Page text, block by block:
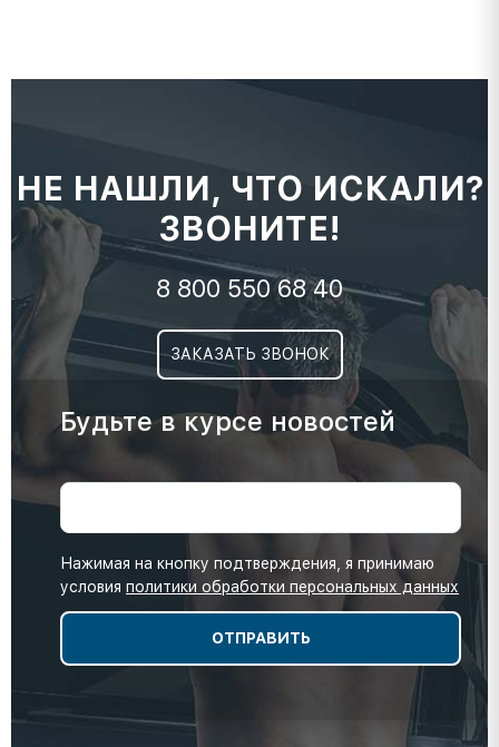
НЕ НАШЛИ, ЧТО ИСКАЛИ?
ЗВОНИТЕ!
8 800 550 68 40
ЗАКАЗАТЬ ЗВОНОК
Будьте в курсе новостей
Нажимая на кнопку подтверждения, я принимаю
условия политики обработки персональных данных